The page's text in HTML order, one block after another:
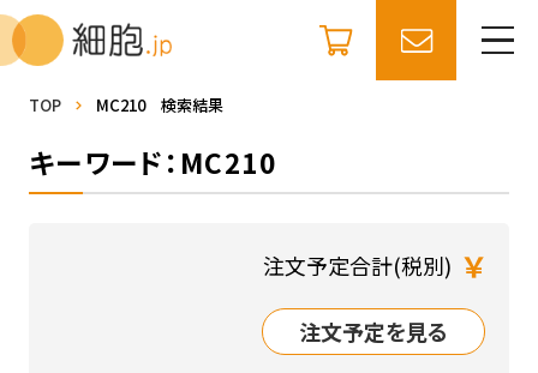
TOP MC210 検索結果
キーワード：MC210
注文予定合計(税別) ￥
注文予定を見る